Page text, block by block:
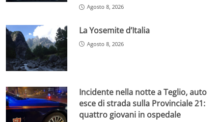
Agosto 8, 2026
La Yosemite d’Italia
Agosto 8, 2026
Incidente nella notte a Teglio, auto
esce di strada sulla Provinciale 21:
quattro giovani in ospedale